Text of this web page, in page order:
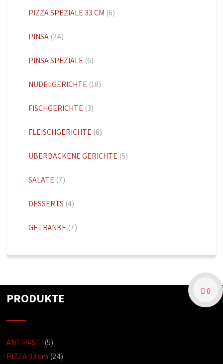
PIZZA SPEZIALE 33 CM (6)
PINSA (24)
PINSA SPEZIALE (6)
NUDELGERICHTE (18)
FISCHGERICHTE (3)
FLEISCHGERICHTE (6)
ÜBERBACKENE GERICHTE (5)
SALATE (7)
DESSERTS (4)
GETRÄNKE (7)
PRODUKTE
ANTIPASTI (5)
PIZZA 33 cm (24)
0